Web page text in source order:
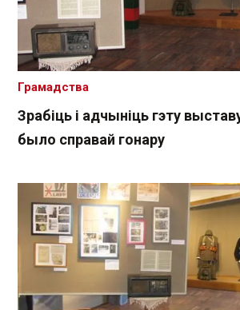
Зрабіць і адчыніць гэту
было справай гонару
Грамадства